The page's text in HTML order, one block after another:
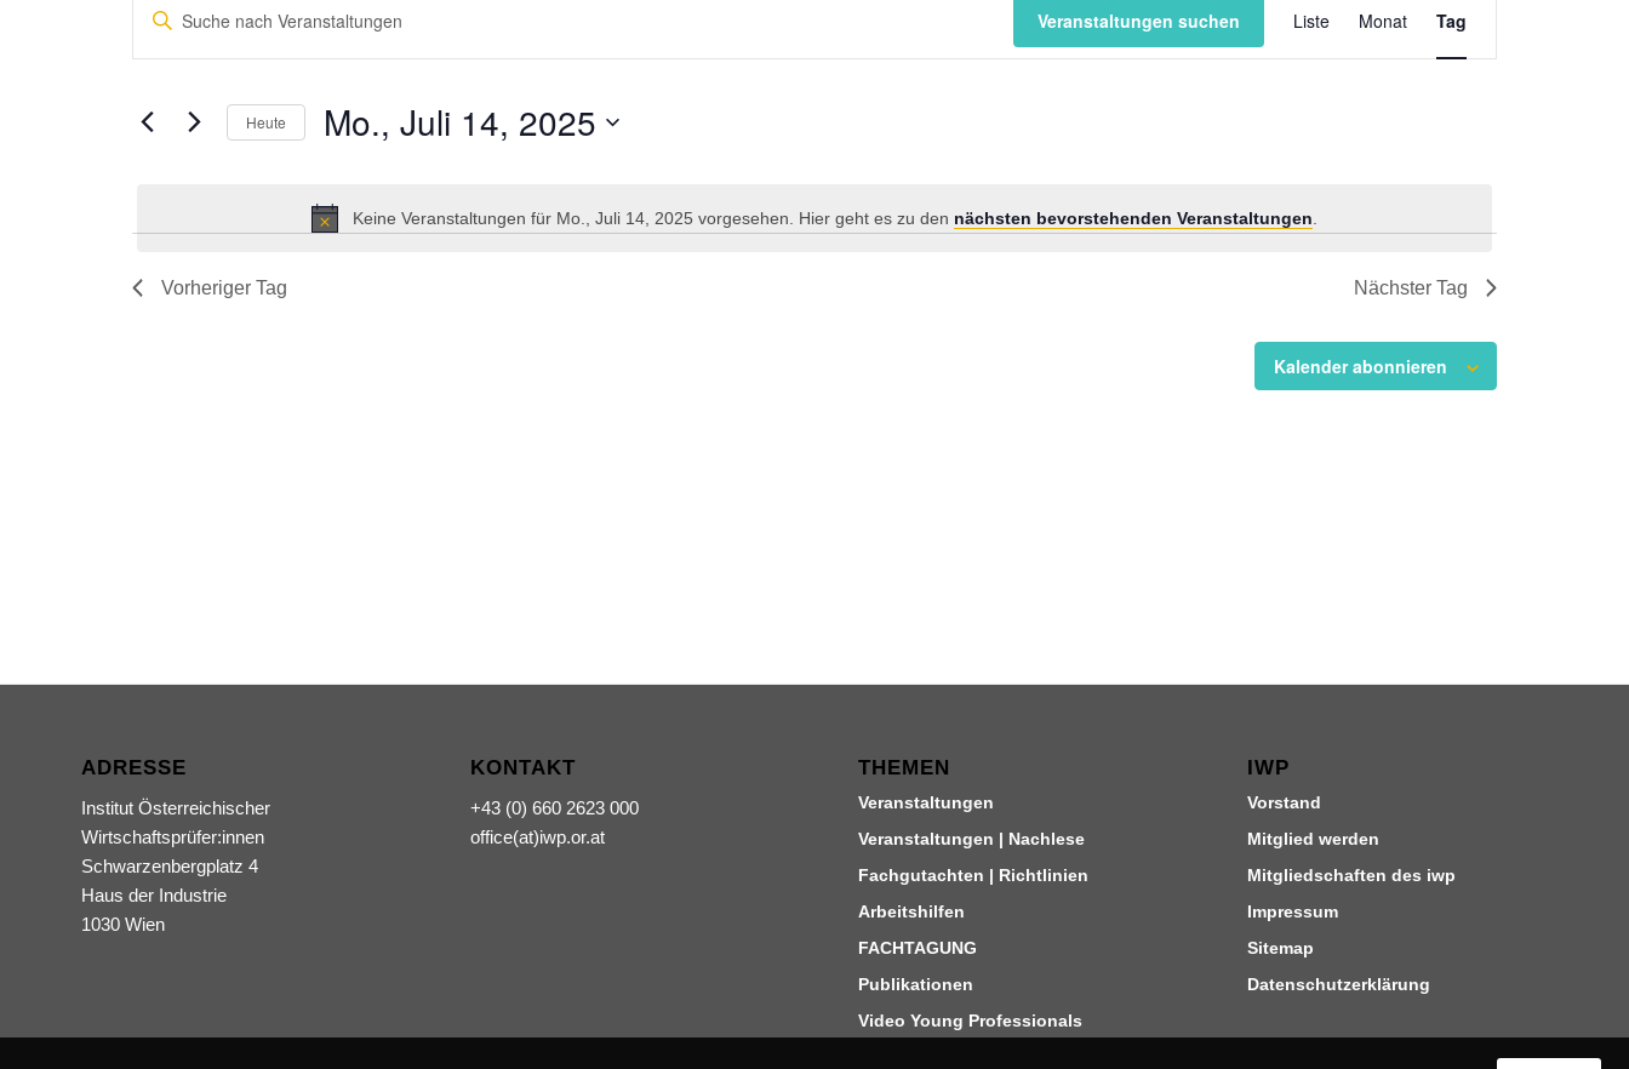
Hinweis
Keine Veranstaltungen für Mo., Juli 14, 2025 vorgesehen. Hier geht es zu den nächsten bevorstehenden Veranstaltungen
Suche
und
Ansichten,
Navigation
Bitte
nach
Veranstaltungen suchen
Ansichten-
Liste Monat Tag
Heute Mo., Juli 14, 2025
Vorheriger Tag Nächster Tag
Kalender abonnieren
ADRESSE
Institut Österreichischer
Wirtschaftsprüfer:innen
Schwarzenbergplatz 4
Haus der Industrie
1030 Wien
KONTAKT
+43 (0) 660 2623 000
office(at)iwp.or.at
THEMEN
Veranstaltungen
Veranstaltungen | Nachlese
Fachgutachten | Richtlinien
Arbeitshilfen
FACHTAGUNG
Publikationen
Video Young Professionals
IWP
Vorstand
Mitglied werden
Mitgliedschaften des iwp
Impressum
Sitemap
Datenschutzerklärung